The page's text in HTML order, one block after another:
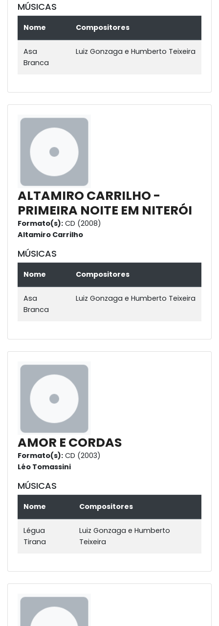
MÚSICAS
Nome Compositores
Asa
Branca
Luiz Gonzaga e Humberto Teixeira
ALTAMIRO CARRILHO -
PRIMEIRA NOITE EM NITERÓI
Formato(s): CD (2008)
Altamiro Carrilho
MÚSICAS
Nome Compositores
Asa
Branca
Luiz Gonzaga e Humberto Teixeira
AMOR E CORDAS
Formato(s): CD (2003)
Léo Tomassini
MÚSICAS
Nome Compositores
Légua
Tirana
Luiz Gonzaga e Humberto
Teixeira